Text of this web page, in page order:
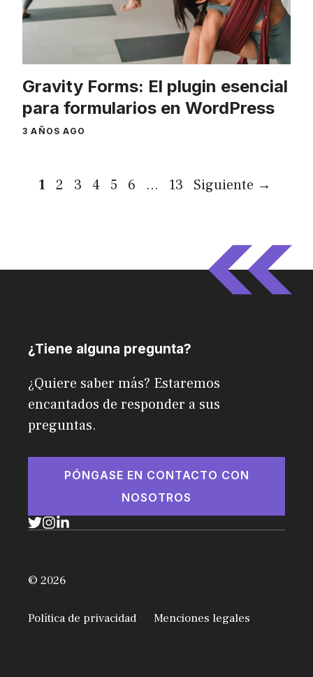
Gravity Forms: El plugin esencial
para formularios en WordPress
3 AÑOS AGO
Página
1 Página
2 Página
3 Página
4 Página
5 Página
6 … Página
13 Siguiente →
¿Tiene alguna pregunta?
¿Quiere saber más? Estaremos
encantados de responder a sus
preguntas.
PÓNGASE EN CONTACTO CON
NOSOTROS
© 2026
Política de privacidad Menciones legales